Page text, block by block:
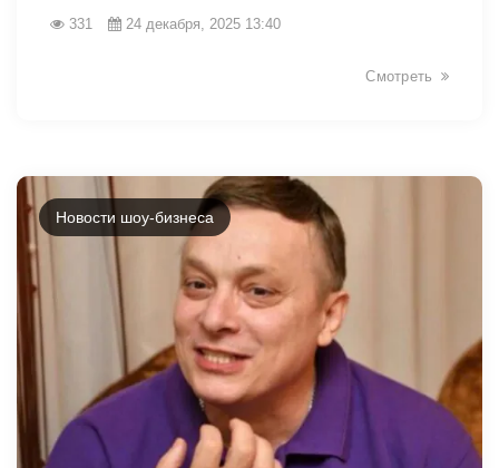
331 24 декабря, 2025 13:40
Смотреть
Новости шоу-бизнеса